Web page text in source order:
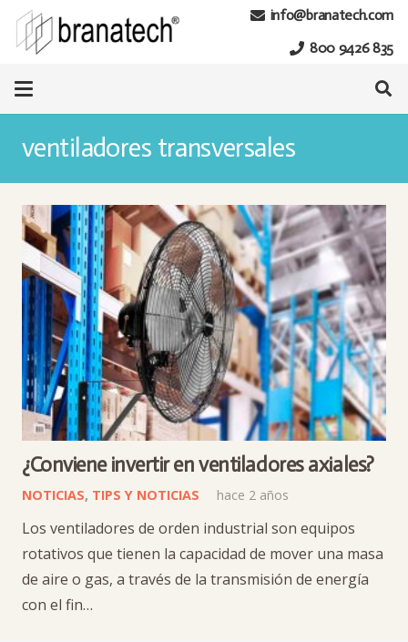
info@branatech.com
800 9426 835
ventiladores transversales
¿Conviene invertir en ventiladores axiales?
NOTICIAS, TIPS Y NOTICIAS hace 2 años
Los ventiladores de orden industrial son equipos
rotativos que tienen la capacidad de mover una masa
de aire o gas, a través de la transmisión de energía
con el fin…